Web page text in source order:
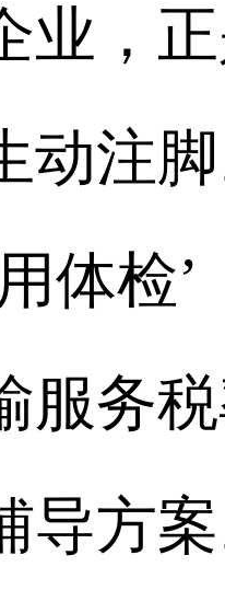
业，
动注
体检
服务
导方